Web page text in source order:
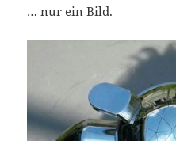
… nur ein Bild.